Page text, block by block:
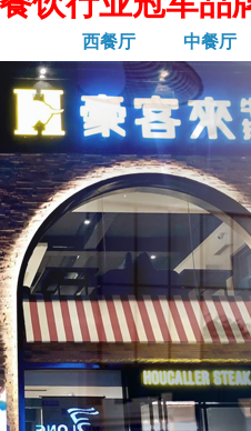
西餐厅 中餐厅